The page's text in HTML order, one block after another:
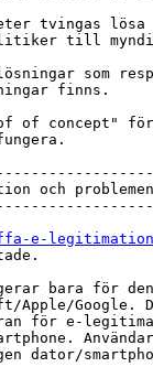
tvingas lösa
till
som
finns.
of concept"
och problemen
e-legitimation
bara för den
Google.
för e-
dator/